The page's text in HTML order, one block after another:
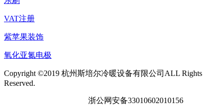
VAT注册
紫苹果装饰
氧化亚氮电极
Copyright ©2019 杭州斯培尔冷暖设备有限公司ALL Rights
Reserved.
浙公网安备33010602010156